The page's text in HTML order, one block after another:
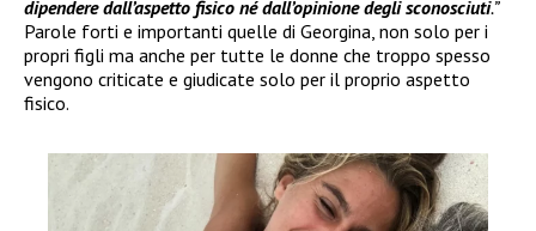
dipendere dall’aspetto fisico né dall’opinione degli sconosciuti.”
Parole forti e importanti quelle di Georgina, non solo per i
propri figli ma anche per tutte le donne che troppo spesso
vengono criticate e giudicate solo per il proprio aspetto
fisico.